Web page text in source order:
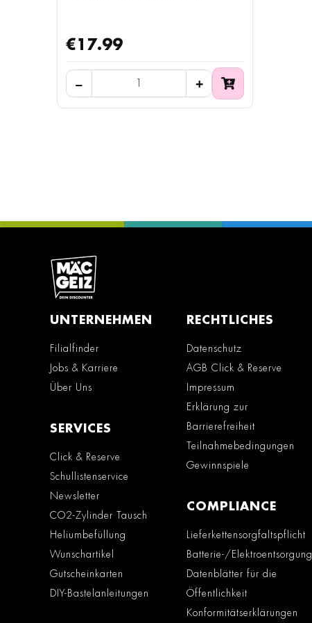
€17.99
UNTERNEHMEN
Filialfinder
Jobs & Karriere
Über Uns
SERVICES
Click & Reserve
Schullistenservice
Newsletter
CO2-Zylinder Tausch
Heliumbefüllung
Wunschartikel
Gutscheinkarten
DIY-Bastelanleitungen
RECHTLICHES
Datenschutz
AGB Click & Reserve
Impressum
Erklärung zur
Barrierefreiheit
Teilnahmebedingungen
Gewinnspiele
COMPLIANCE
Lieferkettensorgfaltspflicht
Batterie-/Elektroentsorgung
Datenblätter für die
Öffentlichkeit
Konformitätserklärungen